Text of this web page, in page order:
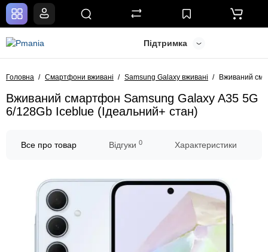
Підтримка
Головна Смартфони вживані Samsung Galaxy вживані Вживаний
Вживаний смартфон Samsung Galaxy A35 5G
6/128Gb Iceblue (Ідеальний+ стан)
Все про товар Відгуки 0 Характеристики